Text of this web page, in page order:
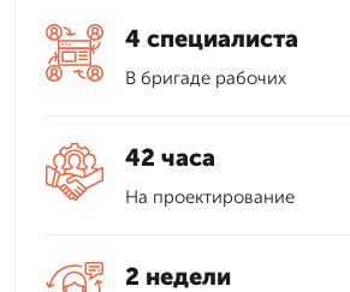
4 специалиста
В бригаде рабочих
42 часа
На проектирование
2 недели